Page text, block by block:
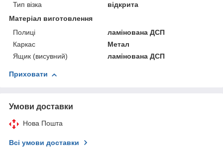
Тип візка
відкрита
Матеріал виготовлення
Полиці
ламінована ДСП
Каркас
Метал
Ящик (висувний)
ламінована ДСП
Приховати
Умови доставки
Нова Пошта
Всі умови доставки